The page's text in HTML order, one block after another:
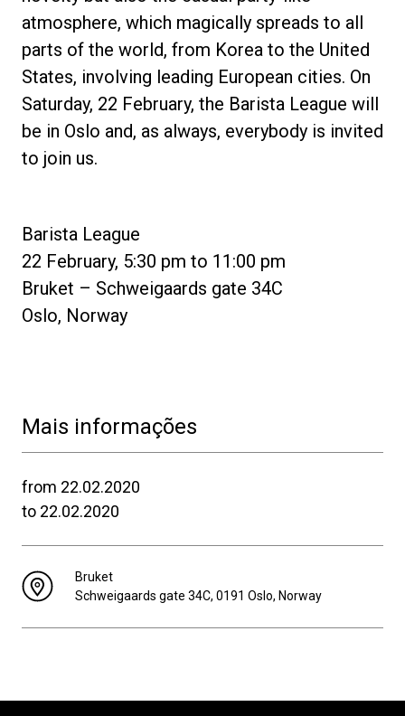
atmosphere, which magically spreads to all
parts of the world, from Korea to the United
States, involving leading European cities. On
Saturday, 22 February, the Barista League will
be in Oslo and, as always, everybody is invited
to join us.
Barista League
22 February, 5:30 pm to 11:00 pm
Bruket – Schweigaards gate 34C
Oslo, Norway
Mais informações
from 22.02.2020
to 22.02.2020
Bruket
Schweigaards gate 34C, 0191 Oslo, Norway